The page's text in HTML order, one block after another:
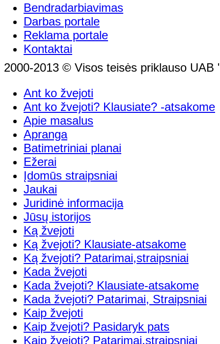
Bendradarbiavimas
Darbas portale
Reklama portale
Kontaktai
2000-2013 © Visos teisės priklauso UAB
Ant ko žvejoti
Ant ko žvejoti? Klausiate? -atsakome
Apie masalus
Apranga
Batimetriniai planai
Ežerai
Įdomūs straipsniai
Jaukai
Juridinė informacija
Jūsų istorijos
Ką žvejoti
Ką žvejoti? Klausiate-atsakome
Ką žvejoti? Patarimai,straipsniai
Kada žvejoti
Kada žvejoti? Klausiate-atsakome
Kada žvejoti? Patarimai, Straipsniai
Kaip žvejoti
Kaip žvejoti? Pasidaryk pats
Kaip žvejoti? Patarimai,straipsniai